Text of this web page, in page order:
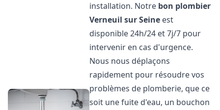
installation. Notre bon plombier
Verneuil sur Seine est
disponible 24h/24 et 7j/7 pour
intervenir en cas d'urgence.
Nous nous déplaçons
rapidement pour résoudre vos
problèmes de plomberie, que ce
soit une fuite d'eau, un bouchon